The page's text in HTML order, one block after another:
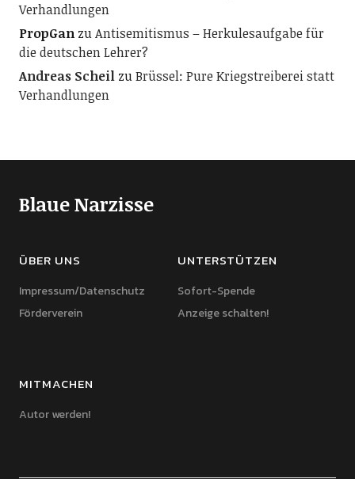
Verhandlungen
PropGanzuAntisemitismus – Herkulesaufgabe für
die deutschen Lehrer?
Andreas ScheilzuBrüssel: Pure Kriegstreiberei statt
Verhandlungen
Blaue Narzisse
ÜBER UNS
Impressum/Datenschutz
Förderverein
UNTERSTÜTZEN
Sofort-Spende
Anzeige schalten!
MITMACHEN
Autor werden!